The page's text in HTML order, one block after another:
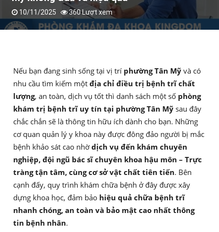
10/11/2025 360 Lượt xem
Nếu bạn đang sinh sống tại vị trí phường Tân Mỹ và có
nhu cầu tìm kiếm một địa chỉ điều trị bệnh trĩ chất
lượng, an toàn, dịch vụ tốt thì danh sách một số phòng
khám trị bệnh trĩ uy tín tại phường Tân Mỹ sau đây
chắc chắn sẽ là thông tin hữu ích dành cho bạn. Những
cơ quan quản lý y khoa này được đông đảo người bị mắc
bệnh khảo sát cao nhờdịch vụ đến khám chuyên
nghiệp, đội ngũ bác sĩ chuyên khoa hậu môn – Trực
tràng tận tâm, cùng cơ sở vật chất tiên tiến. Bên
cạnh đấy, quy trình khám chữa bệnh ở đây được xây
dựng khoa học, đảm bảo hiệu quả chữa bệnh trĩ
nhanh chóng, an toàn và bảo mật cao nhất thông
tin bệnh nhân.